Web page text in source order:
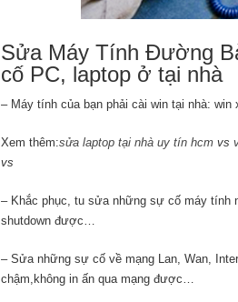
Sửa Máy Tính Đường
cố PC, laptop ở tại nhà
– Máy tính của bạn phải cài win tại nhà:
Xem thêm:sửa laptop tại nhà uy tín hcmvs
vs
– Khắc phục, tu sửa những sự cố máy tính
shutdown được…
– Sửa những sự cố về mạng Lan, Wan,
chậm,không in ấn qua mạng được…